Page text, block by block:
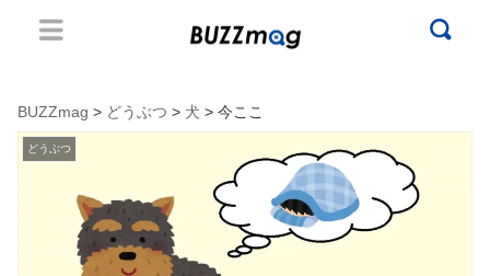
BUZZmag > どうぶつ > 犬 > 今ここ
どうぶつ